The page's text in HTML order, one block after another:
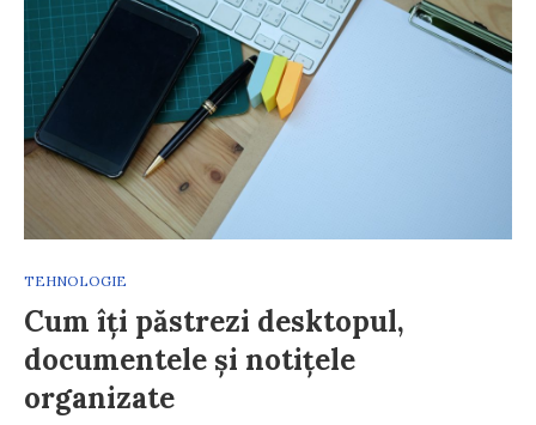
TEHNOLOGIE
Cum îți păstrezi desktopul,
documentele și notițele
organizate